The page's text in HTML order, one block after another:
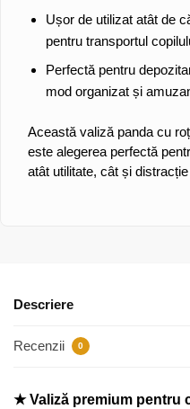
Ușor de utilizat atât de
pentru transportul
Perfectă pentru
mod organizat și
Această valiză panda cu
este alegerea perfectă
atât utilitate, cât și
Descriere
Recenzii 0
★ Valiză premium pentru